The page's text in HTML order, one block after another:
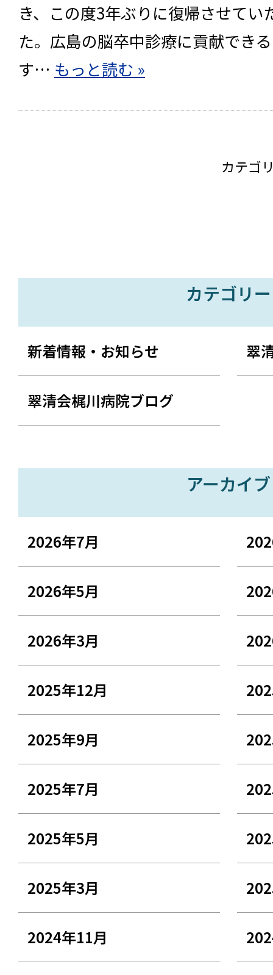
き、この度3年ぶりに復帰させてい
た。広島の脳卒中診療に貢献でき
す… もっと読む »
カテゴ
カテゴリー
新着情報・お知らせ 翠
翠清会梶川病院ブログ
アーカイブ
2026年7月
2026年5月
2026年3月
2025年12月
2025年9月
2025年7月
2025年5月
2025年3月
2024年11月